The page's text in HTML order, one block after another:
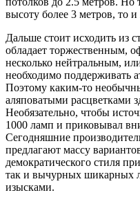
высоту более 3 метров, то
Дальше стоит исходить из
обладает торжественным,
несколько нейтральным,
необходимо поддерживать
Поэтому каким-то
аляповатыми расцветками
Необязательно, чтобы
1000 ламп и приковывал
Сегодняшние
предлагают массу
демократического стиля
так и вычурных шикарных
изысками.